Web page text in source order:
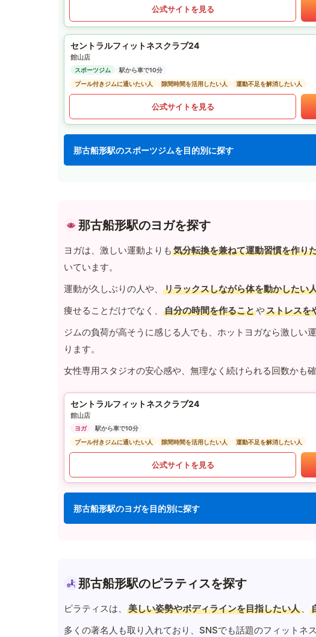
公式サイトを見る
セントラルフィットネスクラブ24
館山店
スポーツジム
駅から車で10分
プール付きジムに通いたい人
隙間時間を活用したい人 運動不足を解消したい人
公式サイトを見る
那古船形駅のスポーツジムを目的別に探す
那古船形駅のヨガを探す
ヨガは、激しい運動よりも 気分転換を兼ねて運動習慣を作り
いています。
運動が久しぶりの人や、
リラックスしながら体を動かしたい
痩せることだけでなく、
自分の時間を作ることやストレスを
ジムの負荷が高そうに感じる人でも、ホットヨガなら激しい
ります。
女性専用スタジオの安心感や、無理なく続けられる回数かも確
セントラルフィットネスクラブ24
館山店
ヨガ
駅から車で10分
プール付きジムに通いたい人
隙間時間を活用したい人 運動不足を解消したい人
公式サイトを見る
那古船形駅のヨガを目的別に探す
那古船形駅のピラティスを探す
ピラティスは、 美しい姿勢やボディラインを目指したい人 、
多くの著名人も取り入れており、SNSでも話題のフィットネ